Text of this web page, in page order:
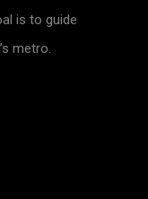
is to guide
metro.